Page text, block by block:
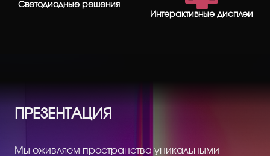
Светодиодные решения
Интерактивные дисплеи
ПРЕЗЕНТАЦИЯ
Мы оживляем пространства уникальными